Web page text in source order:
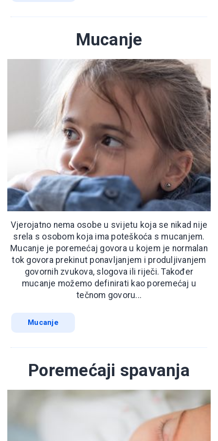
Mucanje
Vjerojatno nema osobe u svijetu koja se nikad nije
srela s osobom koja ima poteškoća s mucanjem.
Mucanje je poremećaj govora u kojem je normalan
tok govora prekinut ponavljanjem i produljivanjem
govornih zvukova, slogova ili riječi. Također
mucanje možemo definirati kao poremećaj u
tečnom govoru...
Mucanje
Poremećaji spavanja